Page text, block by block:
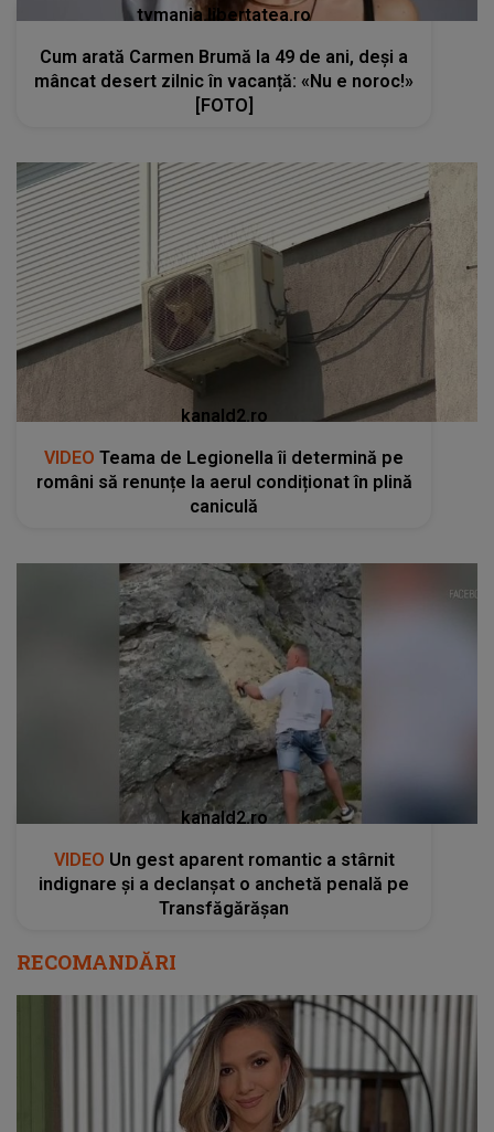
tvmania.libertatea.ro
Cum arată Carmen Brumă la 49 de ani, deși a
mâncat desert zilnic în vacanță: «Nu e noroc!»
[FOTO]
kanald2.ro
VIDEO Teama de Legionella îi determină pe
români să renunțe la aerul condiționat în plină
caniculă
kanald2.ro
VIDEO Un gest aparent romantic a stârnit
indignare și a declanșat o anchetă penală pe
Transfăgărășan
RECOMANDĂRI